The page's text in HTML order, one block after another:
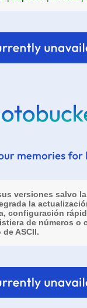
versiones salvo
la
configuración
de números o
de ASCII.